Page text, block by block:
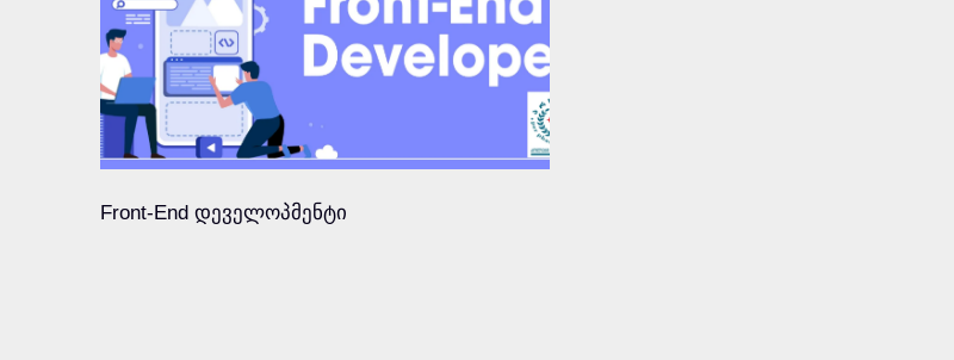
Front-End დეველოპმენტი